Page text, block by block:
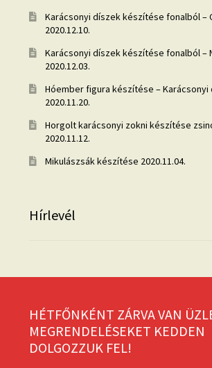
Karácsonyi díszek készítése fonalból –
2020.12.10.
Karácsonyi díszek készítése fonalból –
2020.12.03.
Hóember figura készítése – Karácsonyi
2020.11.20.
Horgolt karácsonyi zokni készítése
2020.11.12.
Mikulászsák készítése 2020.11.04.
Hírlevél
HÉTFŐNKÉNT ZÁRVA VAN
MEGRENDELÉSEKET KEDDEN
DOLGOZZUK FEL!